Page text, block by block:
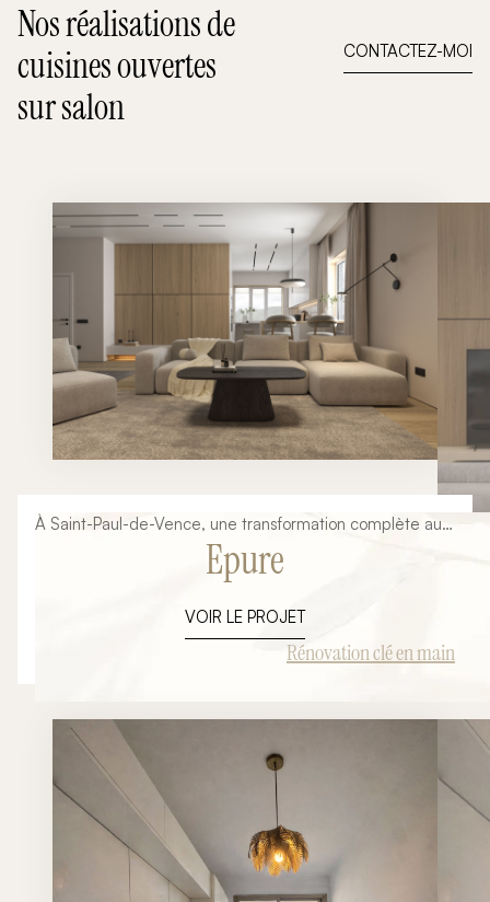
Nos réalisations de
cuisines ouvertes
sur salon
CONTACTEZ-MOI
À Saint-Paul-de-Vence, une transformation complète au
service d’un lieu de vie élégant
Epure
VOIR LE PROJET
Rénovation clé en main